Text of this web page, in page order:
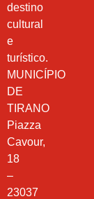
destino
cultural
e
turístico.
MUNICÍPIO
DE
TIRANO
Piazza
Cavour,
18
–
23037